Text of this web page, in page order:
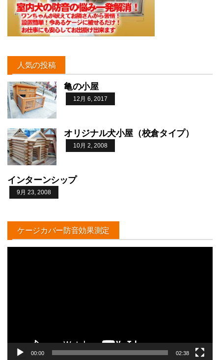
人気の投稿
亀の小屋
12月 6, 2017
オリジナル犬小屋（校倉タイプ）
10月 2, 2008
インターンシップ
9月 23, 2008
ケージカバー防音効果測定
00:00 02:38